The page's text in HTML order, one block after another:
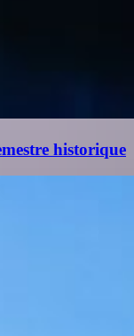
historique